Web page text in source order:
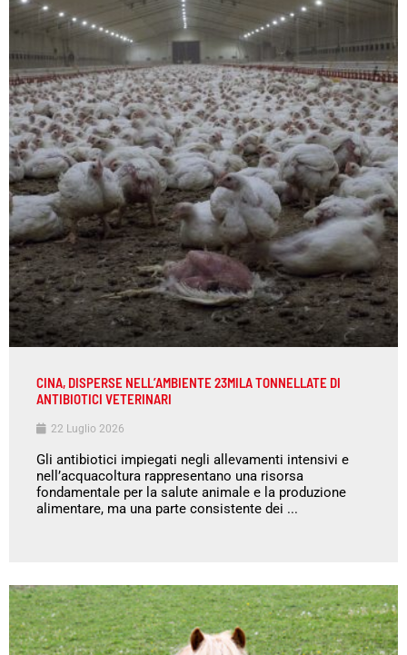
CINA, DISPERSE NELL’AMBIENTE 23MILA TONNELLATE DI
ANTIBIOTICI VETERINARI
22 Luglio 2026
Gli antibiotici impiegati negli allevamenti intensivi e
nell’acquacoltura rappresentano una risorsa
fondamentale per la salute animale e la produzione
alimentare, ma una parte consistente dei ...